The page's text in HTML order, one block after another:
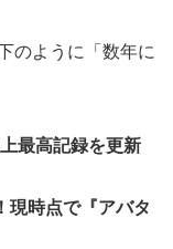
のように「数年に
最高記録を更新
現時点で『アバタ